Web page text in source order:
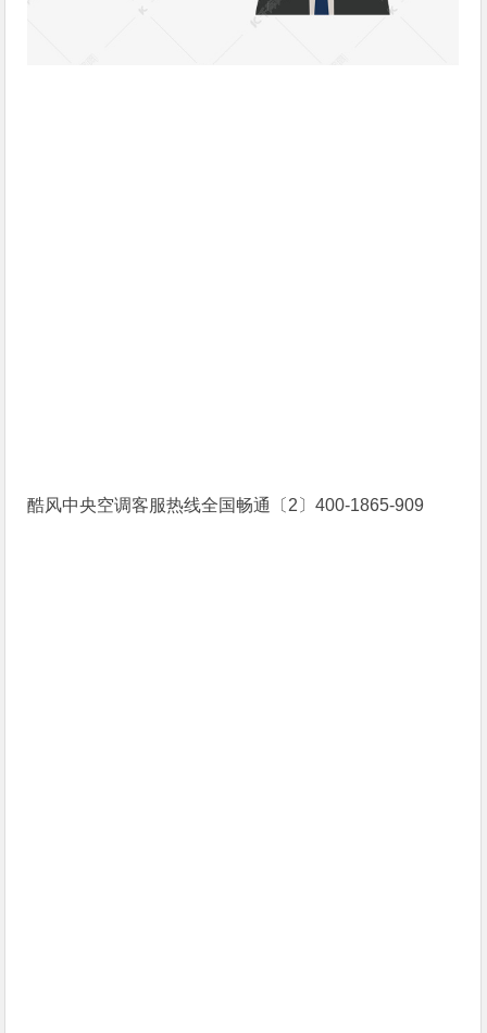
酷风中央空调客服热线全国畅通〔2〕400-1865-909